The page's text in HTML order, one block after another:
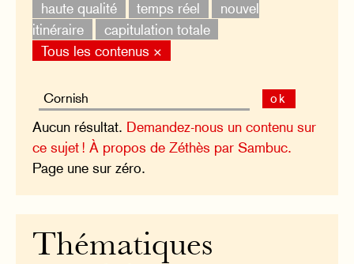
haute qualité
temps réel
nouvel
itinéraire
capitulation totale
Tous les contenus ×
ok
Aucun résultat. Demandez-nous un contenu sur
ce sujet ! À propos de Zéthès par Sambuc.
Page une sur zéro.
Thématiques